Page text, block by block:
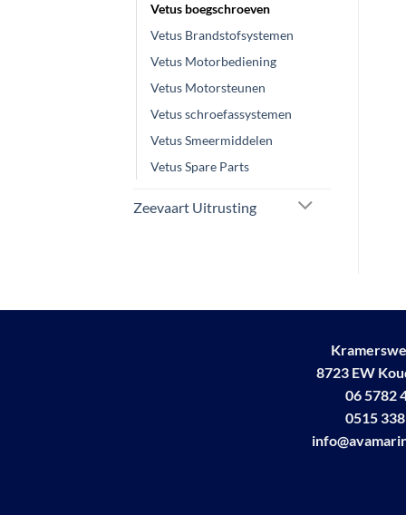
Vetus boegschroeven
Vetus Brandstofsystemen
Vetus Motorbediening
Vetus Motorsteunen
Vetus schroefassystemen
Vetus Smeermiddelen
Vetus Spare Parts
Zeevaart Uitrusting
8723 EW
06 5782
0515